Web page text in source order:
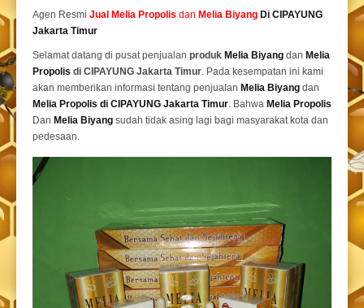
Agen Resmi Jual Melia Propolis dan Melia Biyang Di CIPAYUNG
Jakarta Timur
Selamat datang di pusat penjualan produk Melia Biyang dan Melia
Propolis di CIPAYUNG Jakarta Timur . Pada kesempatan ini kami
akan memberikan informasi tentang penjualan Melia Biyang dan
Melia Propolis di CIPAYUNG Jakarta Timur . Bahwa Melia Propolis
Dan Melia Biyang sudah tidak asing lagi bagi masyarakat kota dan
pedesaan.